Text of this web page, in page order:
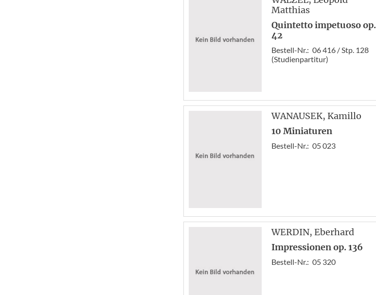
Matthias
Quintetto impetuoso op.
42
Bestell-Nr.: 06 416 / Stp. 128
(Studienpartitur)
WANAUSEK, Kamillo
10 Miniaturen
Bestell-Nr.: 05 023
WERDIN, Eberhard
Impressionen op. 136
Bestell-Nr.: 05 320